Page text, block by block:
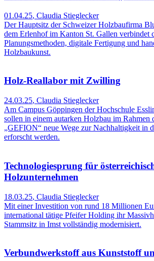
01.04.25, Claudia Stieglecker
Der Hauptsitz der Schweizer Holzbaufirma
dem Erlenhof im Kanton St. Gallen verbindet
Planungsmethoden, digitale Fertigung und
Holzbaukunst.
Holz-Reallabor mit Zwilling
24.03.25, Claudia Stieglecker
Am Campus Göppingen der Hochschule
sollen in einem autarken Holzbau im Rahmen
„GEFION“ neue Wege zur Nachhaltigkeit in
erforscht werden.
Technologiesprung für
Holzunternehmen
18.03.25, Claudia Stieglecker
Mit einer Investition von rund 18 Millionen
international tätige Pfeifer Holding ihr
Stammsitz in Imst vollständig modernisiert.
Verbundwerkstoff aus Kunststoff